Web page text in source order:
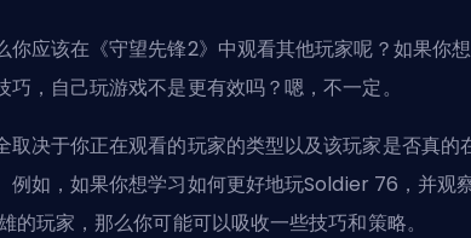
你应该在《守望先锋2》中观看其他玩家呢？如果你
巧，自己玩游戏不是更有效吗？嗯，不一定。
取决于你正在观看的玩家的类型以及该玩家是否真的
例如，如果你想学习如何更好地玩Soldier 76，并观
的玩家，那么你可能可以吸收一些技巧和策略。